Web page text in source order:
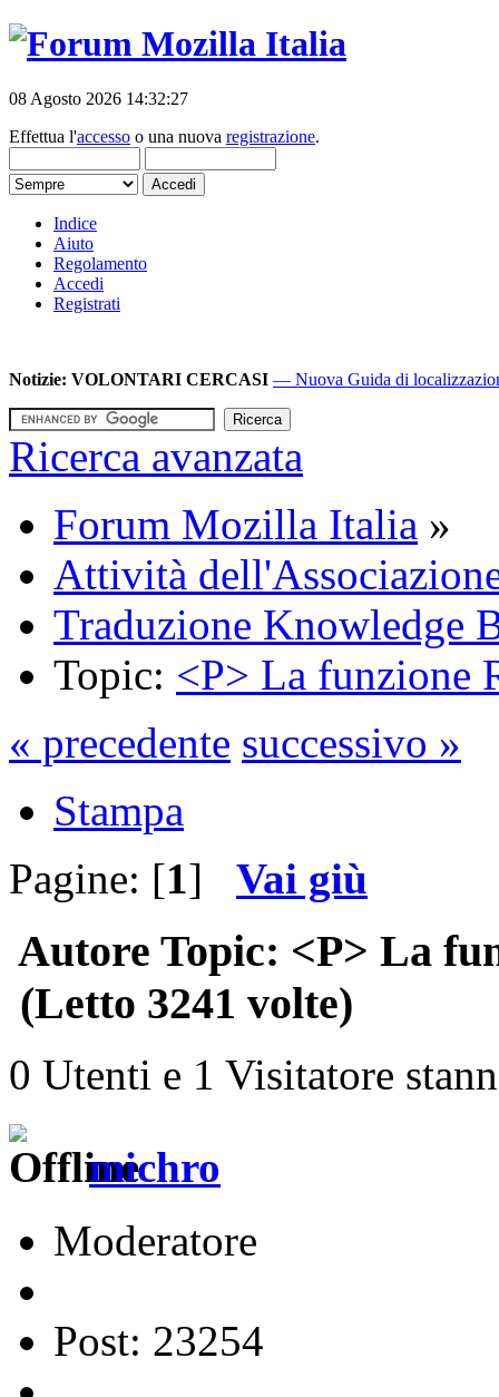
08 Agosto 2026 14:32:27
Effettua l'accesso o una nuova registrazione.
Indice
Aiuto
Regolamento
Accedi
Registrati
Notizie: VOLONTARI CERCASI — Nuova Guida di
Ricerca avanzata
Forum Mozilla Italia »
Attività
Traduzione Knowledge
Topic: <P> La funzione
« precedente successivo »
Stampa
Pagine: [1] Vai giù
Autore Topic: <P> La
(Letto 3241 volte)
0 Utenti e 1 Visitatore
michro
Moderatore
Post: 23254